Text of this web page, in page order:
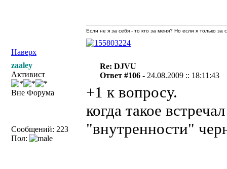
Наверх
Если не я за себя - то кто за меня? Но если я только
zaaley
Активист
Вне Форума
Сообщений: 223
Пол:
Re: DJVU
Ответ #106 - 24.08.2009 :: 18:11:43
+1 к вопросу.
когда такое
"внутренности"